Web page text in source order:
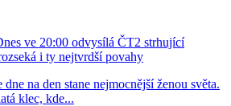
ve 20:00 odvysílá ČT2 strhující
i ty nejtvrdší povahy
na den stane nejmocnější ženou světa.
klec, kde...